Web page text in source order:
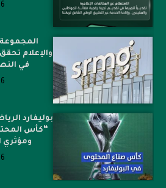
في
بوليفارد
“كأس
ومؤثري